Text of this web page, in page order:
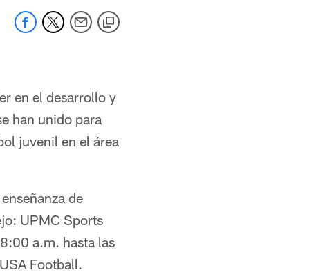
en el desarrollo y
han unido para
juvenil en el área
de
UPMC Sports
a.m. hasta las
Football.